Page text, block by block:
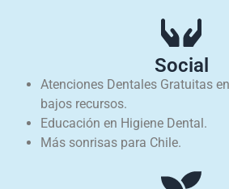
Social
Atenciones Dentales Gratuitas
bajos recursos.
Educación en Higiene Dental.
Más sonrisas para Chile.